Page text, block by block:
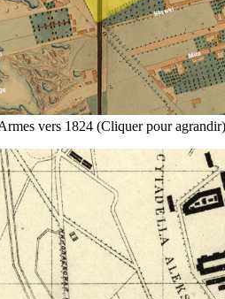
vers 1824 (Cliquer pour agrandir)